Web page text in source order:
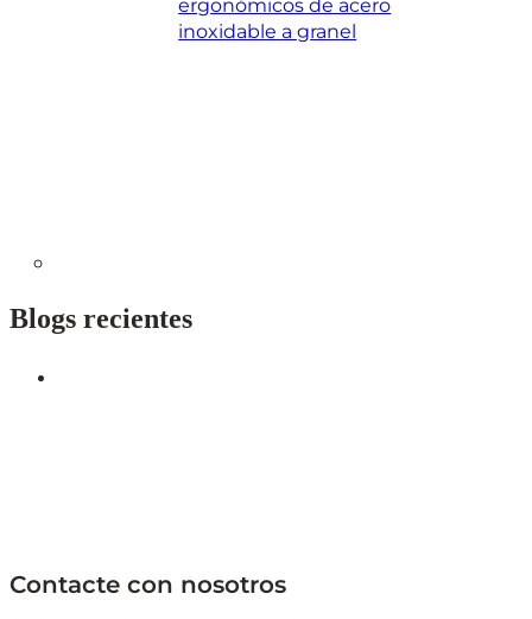
ergonómicos de acero
inoxidable a granel
Blogs recientes
Contacte con nosotros